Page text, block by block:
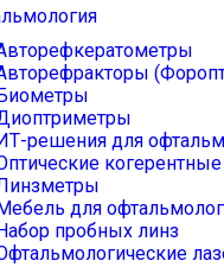
решения для
для
пробных линз